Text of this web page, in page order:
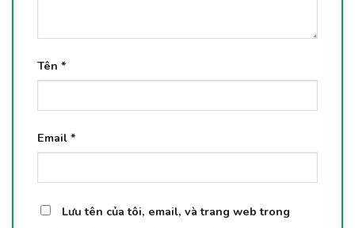
Tên *
Email *
Lưu tên của tôi, email, và trang web trong